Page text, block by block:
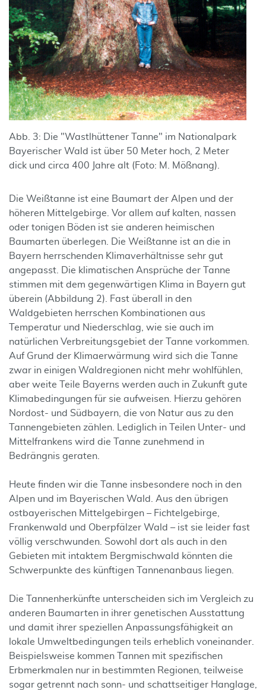
Abb. 3: Die "Wastlhüttener Tanne" im Nationalpark
Bayerischer Wald ist über 50 Meter hoch, 2 Meter
dick und circa 400 Jahre alt (Foto: M. Mößnang).
Die Weißtanne ist eine Baumart der Alpen und der
höheren Mittelgebirge. Vor allem auf kalten, nassen
oder tonigen Böden ist sie anderen heimischen
Baumarten überlegen. Die Weißtanne ist an die in
Bayern herrschenden Klimaverhältnisse sehr gut
angepasst. Die klimatischen Ansprüche der Tanne
stimmen mit dem gegenwärtigen Klima in Bayern gut
überein (Abbildung 2). Fast überall in den
Waldgebieten herrschen Kombinationen aus
Temperatur und Niederschlag, wie sie auch im
natürlichen Verbreitungsgebiet der Tanne vorkommen.
Auf Grund der Klimaerwärmung wird sich die Tanne
zwar in einigen Waldregionen nicht mehr wohlfühlen,
aber weite Teile Bayerns werden auch in Zukunft gute
Klimabedingungen für sie aufweisen. Hierzu gehören
Nordost- und Südbayern, die von Natur aus zu den
Tannengebieten zählen. Lediglich in Teilen Unter- und
Mittelfrankens wird die Tanne zunehmend in
Bedrängnis geraten.
Heute finden wir die Tanne insbesondere noch in den
Alpen und im Bayerischen Wald. Aus den übrigen
ostbayerischen Mittelgebirgen – Fichtelgebirge,
Frankenwald und Oberpfälzer Wald – ist sie leider fast
völlig verschwunden. Sowohl dort als auch in den
Gebieten mit intaktem Bergmischwald könnten die
Schwerpunkte des künftigen Tannenanbaus liegen.
Die Tannenherkünfte unterscheiden sich im Vergleich zu
anderen Baumarten in ihrer genetischen Ausstattung
und damit ihrer speziellen Anpassungsfähigkeit an
lokale Umweltbedingungen teils erheblich voneinander.
Beispielsweise kommen Tannen mit spezifischen
Erbmerkmalen nur in bestimmten Regionen, teilweise
sogar getrennt nach sonn- und schattseitiger Hanglage,